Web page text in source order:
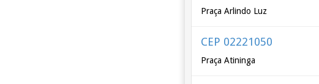
Praça Arlindo Luz
CEP 02221050
Praça Atininga